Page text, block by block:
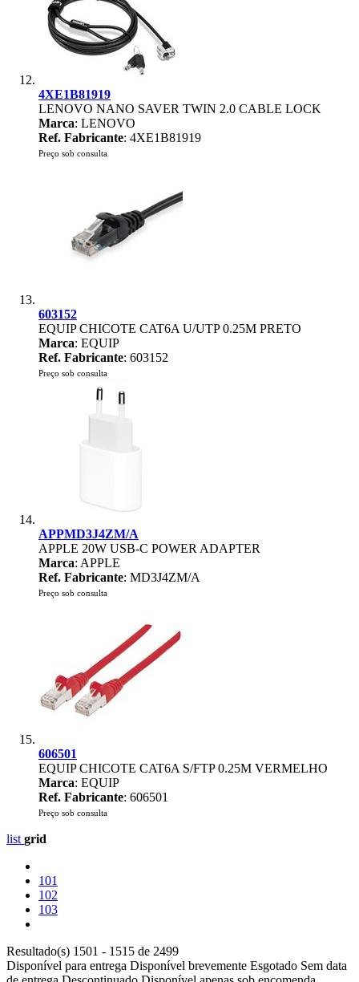
4XE1B81919
LENOVO NANO SAVER TWIN 2.0 CABLE LOCK
Marca: LENOVO
Ref. Fabricante: 4XE1B81919
Preço sob consulta
603152
EQUIP CHICOTE CAT6A U/UTP 0.25M PRETO
Marca: EQUIP
Ref. Fabricante: 603152
Preço sob consulta
APPMD3J4ZM/A
APPLE 20W USB-C POWER ADAPTER
Marca: APPLE
Ref. Fabricante: MD3J4ZM/A
Preço sob consulta
606501
EQUIP CHICOTE CAT6A S/FTP 0.25M VERMELHO
Marca: EQUIP
Ref. Fabricante: 606501
Preço sob consulta
list grid
101
102
103
Resultado(s) 1501 - 1515 de 2499
Disponível para entrega Disponível brevemente Esgotado Sem data